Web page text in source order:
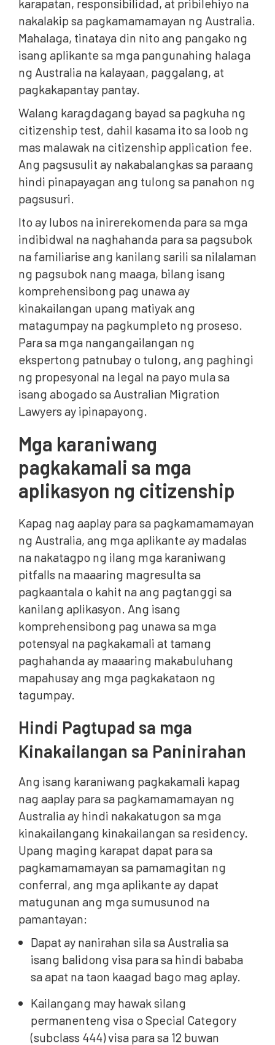
karapatan, responsibilidad, at pribilehiyo na
nakalakip sa pagkamamamayan ng Australia.
Mahalaga, tinataya din nito ang pangako ng
isang aplikante sa mga pangunahing halaga
ng Australia na kalayaan, paggalang, at
pagkakapantay pantay.
Walang karagdagang bayad sa pagkuha ng
citizenship test, dahil kasama ito sa loob ng
mas malawak na citizenship application fee.
Ang pagsusulit ay nakabalangkas sa paraang
hindi pinapayagan ang tulong sa panahon ng
pagsusuri.
Ito ay lubos na inirerekomenda para sa mga
indibidwal na naghahanda para sa pagsubok
na familiarise ang kanilang sarili sa nilalaman
ng pagsubok nang maaga, bilang isang
komprehensibong pag unawa ay
kinakailangan upang matiyak ang
matagumpay na pagkumpleto ng proseso.
Para sa mga nangangailangan ng
ekspertong patnubay o tulong, ang paghingi
ng propesyonal na legal na payo mula sa
isang abogado sa Australian Migration
Lawyers ay ipinapayong.
Mga karaniwang
pagkakamali sa mga
aplikasyon ng citizenship
Kapag nag aaplay para sa pagkamamamayan
ng Australia, ang mga aplikante ay madalas
na nakatagpo ng ilang mga karaniwang
pitfalls na maaaring magresulta sa
pagkaantala o kahit na ang pagtanggi sa
kanilang aplikasyon. Ang isang
komprehensibong pag unawa sa mga
potensyal na pagkakamali at tamang
paghahanda ay maaaring makabuluhang
mapahusay ang mga pagkakataon ng
tagumpay.
Hindi Pagtupad sa mga
Kinakailangan sa Paninirahan
Ang isang karaniwang pagkakamali kapag
nag aaplay para sa pagkamamamayan ng
Australia ay hindi nakakatugon sa mga
kinakailangang kinakailangan sa residency.
Upang maging karapat dapat para sa
pagkamamamayan sa pamamagitan ng
conferral, ang mga aplikante ay dapat
matugunan ang mga sumusunod na
pamantayan:
Dapat ay nanirahan sila sa Australia sa
isang balidong visa para sa hindi bababa
sa apat na taon kaagad bago mag aplay.
Kailangang may hawak silang
permanenteng visa o Special Category
(subclass 444) visa para sa 12 buwan